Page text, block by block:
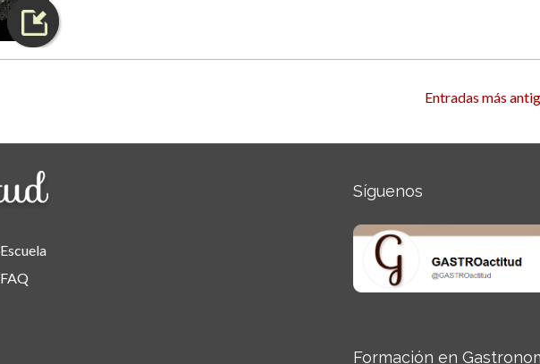
Entradas más
Escuela
FAQ
Síguenos
Formación en